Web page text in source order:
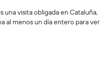
una visita obligada en Cataluña,
al menos un día entero para ver